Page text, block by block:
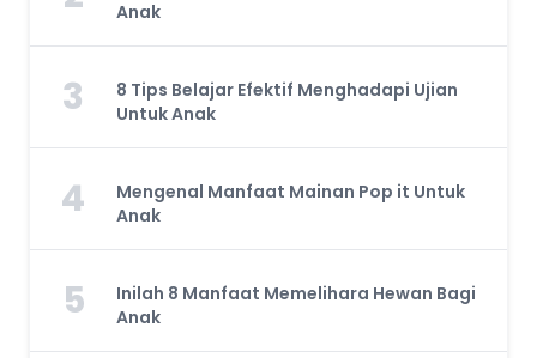
Anak
3
8 Tips Belajar Efektif Menghadapi Ujian
Untuk Anak
4
Mengenal Manfaat Mainan Pop it Untuk
Anak
5
Inilah 8 Manfaat Memelihara Hewan Bagi
Anak